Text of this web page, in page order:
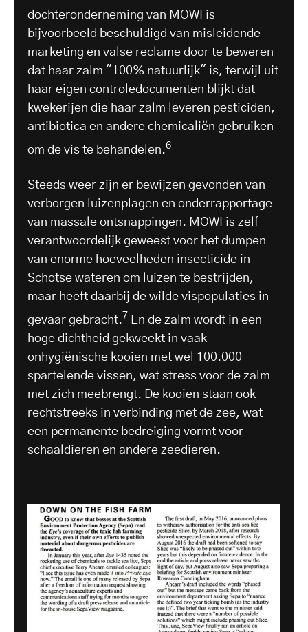
dochteronderneming van MOWI is
bijvoorbeeld beschuldigd van misleidende
marketing en valse reclame door te beweren
dat haar zalm "100% natuurlijk" is, terwijl uit
haar eigen controledocumenten blijkt dat
kwekerijen die haar zalm leveren pesticiden,
antibiotica en andere chemicaliën gebruiken
om de vis te behandelen.6
Steeds weer zijn er bewijzen gevonden van
verborgen luizenplagen en onderrapportage
van massale ontsnappingen. MOWI is zelf
verantwoordelijk geweest voor het dumpen
van enorme hoeveelheden insecticide in
Schotse wateren om luizen te bestrijden,
maar heeft daarbij de wilde vispopulaties in
gevaar gebracht.7 En de zalm wordt in een
hoge dichtheid gekweekt in vaak
onhygiënische kooien met wel 100.000
spartelende vissen, wat stress voor de zalm
met zich meebrengt. De kooien staan ook
rechtstreeks in verbinding met de zee, wat
een permanente bedreiging vormt voor
schaaldieren en andere zeedieren.